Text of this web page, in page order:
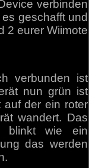
verbinden
geschafft und
2 eurer Wiimote
verbunden ist
nun grün ist
auf der ein roter
wandert. Das
blinkt wie ein
das werden